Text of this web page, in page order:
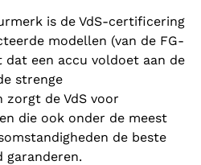
is de VdS-certificering
modellen (van de FG-
dat een accu voldoet aan de
strenge
de VdS voor
die ook onder de meest
de beste
garanderen.